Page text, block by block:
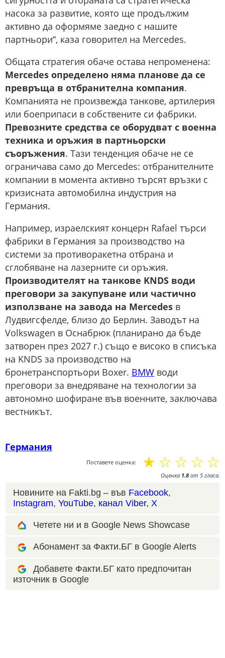
насока за развитие, която ще продължим
активно да оформяме заедно с нашите
партньори“, каза говорител на Mercedes.
Общата стратегия обаче остава непроменена:
Mercedes определено няма планове да се
превръща в отбранителна компания.
Компанията не произвежда танкове, артилерия
или боеприпаси в собствените си фабрики.
Превозните средства се оборудват с военна
техника и оръжия в партньорски
съоръжения. Тази тенденция обаче не се
ограничава само до Mercedes: отбранителните
компании в момента активно търсят връзки с
кризисната автомобилна индустрия на
Германия.
Например, израелският концерн Rafael търси
фабрики в Германия за производство на
системи за противоракетна отбрана и
сглобяване на лазерните си оръжия.
Производителят на танкове KNDS води
преговори за закупуване или частично
използване на завода на Mercedes в
Лудвигсфелде, близо до Берлин. Заводът на
Volkswagen в Оснабрюк (планирано да бъде
затворен през 2027 г.) също е високо в списъка
на KNDS за производство на
бронетранспортьори Boxer. BMW води
преговори за внедряване на технологии за
автономно шофиране във военните, заключава
вестникът.
Германия
Поставете оценка: ☆
☆
☆
☆
☆
Оценка 1.8 от 5 гласа.
Новините на Fakti.bg – във Facebook,
Instagram, YouTube, канал Viber, X
Четете ни и в Google News Showcase
Абонамент за Факти.БГ в Google Alerts
Добавете Факти.БГ като предпочитан
източник в Google